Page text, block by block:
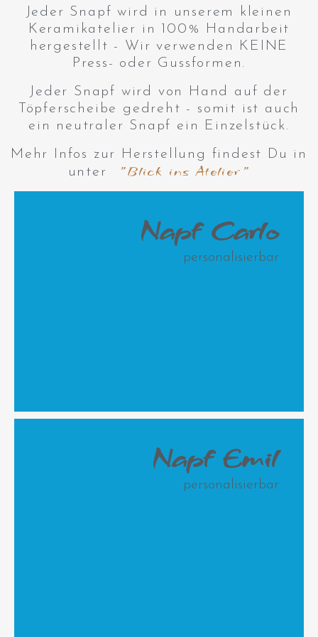
Jeder Snapf wird in unserem kleinen
Keramikatelier in 100% Handarbeit
hergestellt - Wir verwenden KEINE
Press- oder Gussformen.
Jeder Snapf wird von Hand auf der
Töpferscheibe gedreht - somit ist auch
ein neutraler Snapf ein Einzelstück.
Mehr Infos zur Herstellung findest Du in
unter
"Blick ins Atelier"
Napf Carlo
personalisierbar
Snapf "Carlo" Keramiknapf mit
Napf Emil
personalisierbar